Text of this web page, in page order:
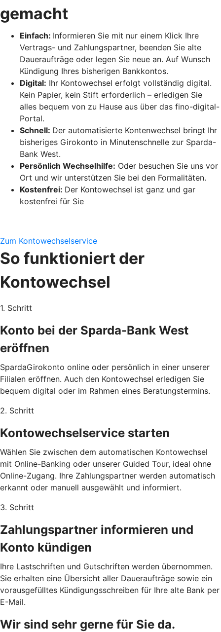
gemacht
Einfach: Informieren Sie mit nur einem Klick Ihre
Vertrags- und Zahlungspartner, beenden Sie alte
Daueraufträge oder legen Sie neue an. Auf Wunsch
Kündigung Ihres bisherigen Bankkontos.
Digital: Ihr Kontowechsel erfolgt vollständig digital.
Kein Papier, kein Stift erforderlich – erledigen Sie
alles bequem von zu Hause aus über das fino-digital-
Portal.
Schnell: Der automatisierte Kontenwechsel bringt Ihr
bisheriges Girokonto in Minutenschnelle zur Sparda-
Bank West.
Persönlich Wechselhilfe: Oder besuchen Sie uns vor
Ort und wir unterstützen Sie bei den Formalitäten.
Kostenfrei: Der Kontowechsel ist ganz und gar
kostenfrei für Sie
Zum Kontowechselservice
So funktioniert der
Kontowechsel
1. Schritt
Konto bei der Sparda-Bank West
eröffnen
SpardaGirokonto online oder persönlich in einer unserer
Filialen eröffnen. Auch den Kontowechsel erledigen Sie
bequem digital oder im Rahmen eines Beratungstermins.
2. Schritt
Kontowechselservice starten
Wählen Sie zwischen dem automatischen Kontowechsel
mit Online-Banking oder unserer Guided Tour, ideal ohne
Online-Zugang. Ihre Zahlungspartner werden automatisch
erkannt oder manuell ausgewählt und informiert.
3. Schritt
Zahlungspartner informieren und
Konto kündigen
Ihre Lastschriften und Gutschriften werden übernommen.
Sie erhalten eine Übersicht aller Daueraufträge sowie ein
vorausgefülltes Kündigungsschreiben für Ihre alte Bank per
E-Mail.
Wir sind sehr gerne für Sie da.